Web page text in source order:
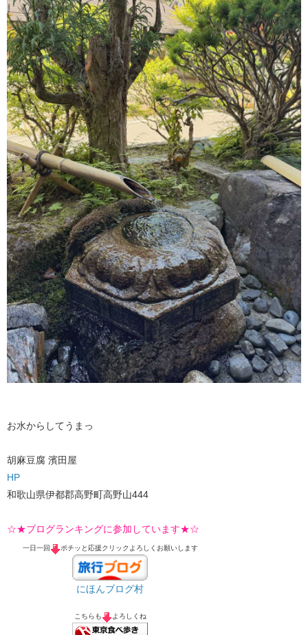
お水からしてうまっ
胡麻豆腐 濱田屋
HP
和歌山県伊都郡高野町高野山444
☆★ブログランキングに参加しています★☆
一日一回 ポチッと応援クリックよろしくお願いします
にほんブログ村
こちらも よろしくね